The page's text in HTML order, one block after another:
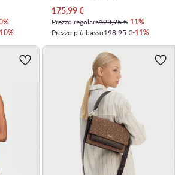
Prezzo attuale
175,99€
Prezzo regolare198,95 €-11%
Prezzo più basso198,95 €-11%